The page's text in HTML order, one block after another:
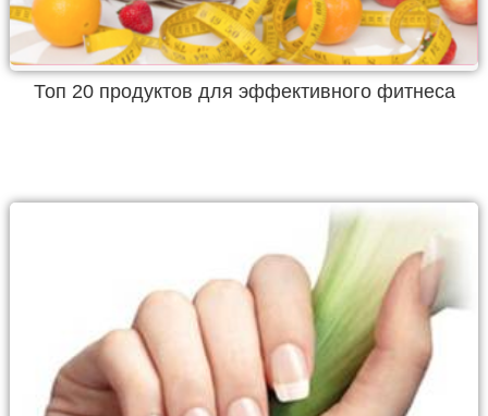
Топ 20 продуктов для эффективного фитнеса